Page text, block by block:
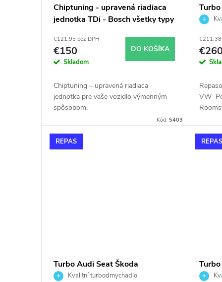
o
v
k
Chiptuning - upravená riadiaca
jednotka TDi - Bosch všetky typy
€121,95 bez DPH
€150
Skladom
DO KOŠÍKA
Chiptuning – upravená riadiaca
jednotka pre vaše vozidlo výmenným
spôsobom.
Kód: 5403
€211,38
VW
REPAS
Turbo Audi Seat Škoda
Volkswagen IHI 06K145701N
Kvalitní turbodmychadlo
REPAS